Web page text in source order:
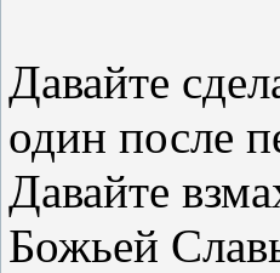
Давайте
один после
Давайте
Божьей